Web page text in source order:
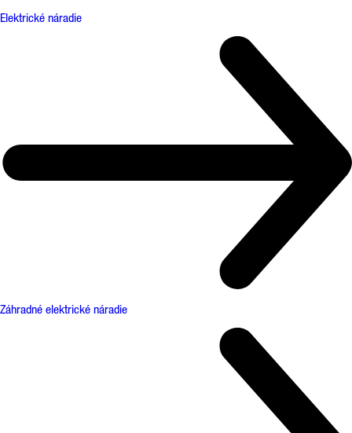
Elektrické náradie
Záhradné elektrické náradie